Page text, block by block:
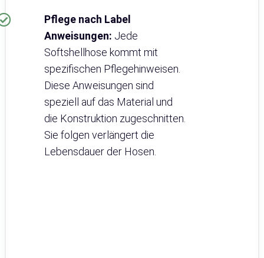
Pflege nach Label
Anweisungen: Jede
Softshellhose kommt mit
spezifischen Pflegehinweisen.
Diese Anweisungen sind
speziell auf das Material und
die Konstruktion zugeschnitten.
Sie folgen verlängert die
Lebensdauer der Hosen.